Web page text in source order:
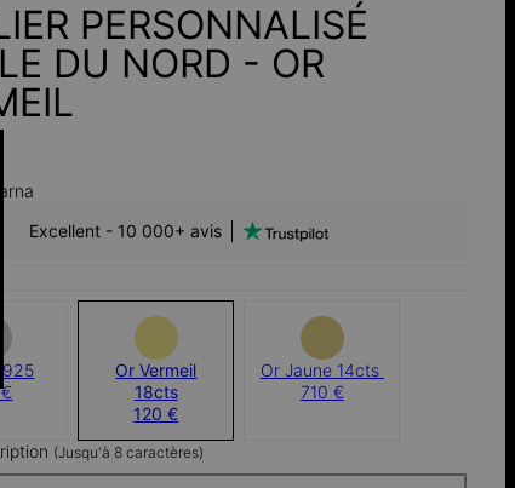
PERSONNALISÉ
DU NORD - OR
Excellent - 10 000+ avis
925
Or Vermeil
18cts
120 €
Or Jaune 14cts ​
710 €
(Jusqu'à 8 caractères)